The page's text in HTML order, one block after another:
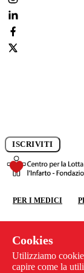
Cookies
Utilizziamo
capire come la
ISCRIVITI
PER I MEDICI
Ricerca
Congresso CCC
News
Previeni l'infarto